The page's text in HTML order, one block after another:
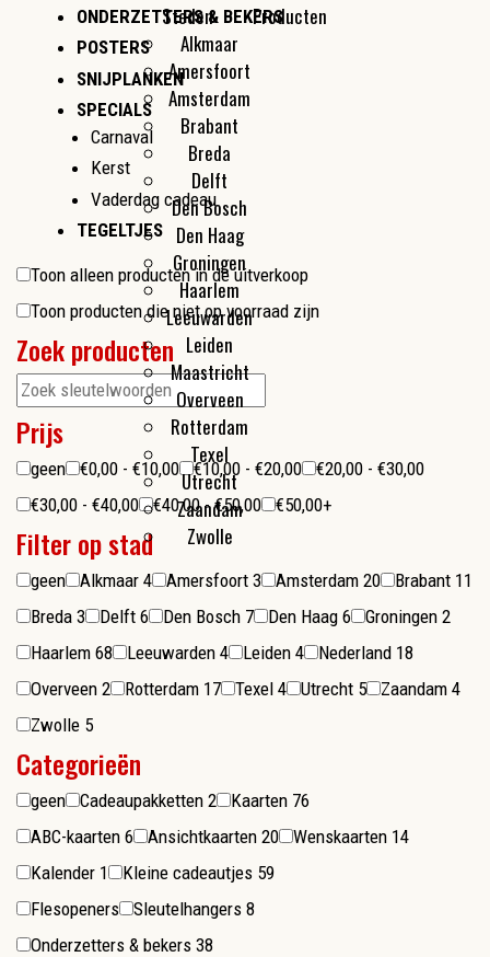
Kleine cadeautjes
Flesopeners
Make-up spiegeltjes
Steden
Alkmaar
Amersfoort
Amsterdam
Brabant
Breda
Delft
Den Bosch
Den Haag
Groningen
Haarlem
Leeuwarden
Leiden
Maastricht
Overveen
Rotterdam
Texel
Utrecht
Zaandam
Zwolle
Producten
ONDERZETTERS & BEKERS
POSTERS
SNIJPLANKEN
SPECIALS
Carnaval
Kerst
Vaderdag cadeau
TEGELTJES
Toon alleen producten in de uitverkoop
Toon producten die niet op voorraad zijn
Zoek producten
Prijs
geen €0,00 - €10,00 €10,00 - €20,00
€20,00 - €30,00
€30,00 - €40,00
€40,00 - €50,00 €50,00+
Filter op stad
geen Alkmaar 4 Amersfoort 3 Amsterdam 20 Brabant 11
Breda 3 Delft 6 Den Bosch 7 Den Haag 6 Groningen 2
Haarlem 68 Leeuwarden 4 Leiden 4 Nederland 18
Overveen 2 Rotterdam 17 Texel 4 Utrecht 5 Zaandam 4
Zwolle 5
Categorieën
geen Cadeaupakketten 2 Kaarten 76
ABC-kaarten 6 Ansichtkaarten 20 Wenskaarten 14
Kalender 1 Kleine cadeautjes 59
Flesopeners
Sleutelhangers 8
Onderzetters & bekers 38